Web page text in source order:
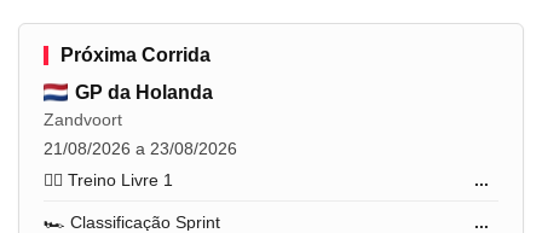
Próxima Corrida
GP da Holanda
Zandvoort
21/08/2026 a 23/08/2026
🏋️‍♂️ Treino Livre 1
...
🏎️ Classificação Sprint ...